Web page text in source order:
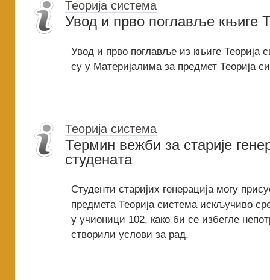
Теорија система
Увод и прво поглавље књиге
Увод и прво поглавље из књиге Теорија
су у Материјалима за предмет Теорија
Теорија система
Термин вежби за старије
студeнaта
Студенти старијих генерација могу
предмета Теорија система искључиво
у учионици 102, како би се избегле
створили услови за рад.